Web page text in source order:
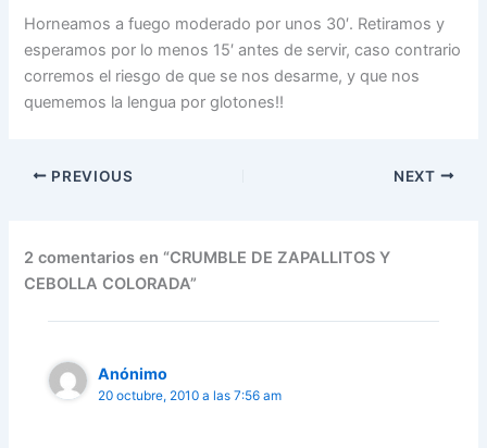
Horneamos a fuego moderado por unos 30′. Retiramos y
esperamos por lo menos 15′ antes de servir, caso contrario
corremos el riesgo de que se nos desarme, y que nos
quememos la lengua por glotones!!
PREVIOUS NEXT
2 comentarios en “CRUMBLE DE ZAPALLITOS Y
CEBOLLA COLORADA”
Anónimo
20 octubre, 2010 a las 7:56 am